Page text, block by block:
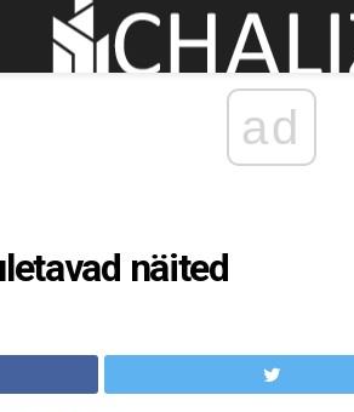
ad
näited